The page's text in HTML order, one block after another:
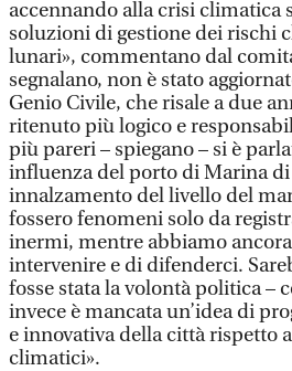
accennando alla crisi climatica
soluzioni di gestione dei rischi
lunari», commentano dal
segnalano, non è stato
Genio Civile, che risale a due
ritenuto più logico e
più pareri – spiegano – si è
influenza del porto di Marina
innalzamento del livello del
fossero fenomeni solo da
inermi, mentre abbiamo
intervenire e di difenderci.
fosse stata la volontà politica –
invece è mancata un’idea di
e innovativa della città rispetto
climatici».